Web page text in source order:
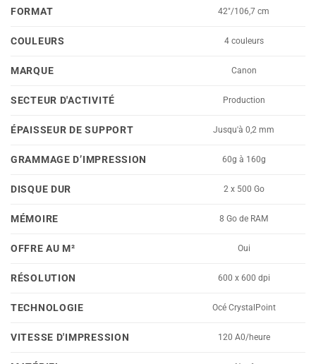
FORMAT 42"/106,7 cm
COULEURS 4 couleurs
MARQUE Canon
SECTEUR D'ACTIVITÉ Production
ÉPAISSEUR DE SUPPORT Jusqu'à 0,2 mm
GRAMMAGE D’IMPRESSION 60g à 160g
DISQUE DUR 2 x 500 Go
MÉMOIRE 8 Go de RAM
OFFRE AU M² Oui
RÉSOLUTION 600 x 600 dpi
TECHNOLOGIE Océ CrystalPoint
VITESSE D'IMPRESSION 120 A0/heure